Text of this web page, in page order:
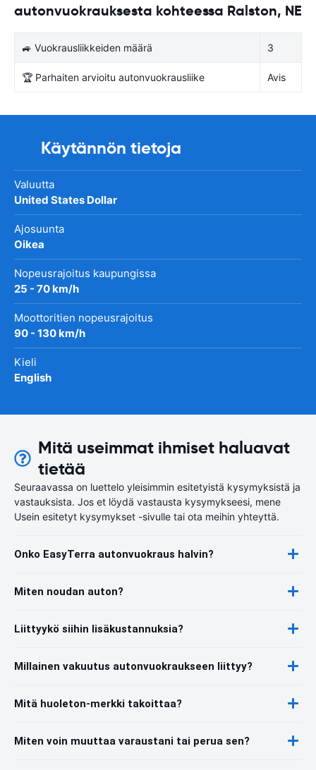
autonvuokrauksesta kohteessa Ralston, NE
🚙 Vuokrausliikkeiden määrä 3
🏆 Parhaiten arvioitu autonvuokrausliike Avis
Käytännön tietoja
Valuutta
United States Dollar
Ajosuunta
Oikea
Nopeusrajoitus kaupungissa
25 - 70 km/h
Moottoritien nopeusrajoitus
90 - 130 km/h
Kieli
English
Mitä useimmat ihmiset haluavat
tietää
Seuraavassa on luettelo yleisimmin esitetyistä kysymyksistä ja
vastauksista. Jos et löydä vastausta kysymykseesi, mene
Usein esitetyt kysymykset -sivulle tai ota meihin yhteyttä.
Onko EasyTerra autonvuokraus halvin?
Miten noudan auton?
Liittyykö siihin lisäkustannuksia?
Millainen vakuutus autonvuokraukseen liittyy?
Mitä huoleton-merkki takoittaa?
Miten voin muuttaa varaustani tai perua sen?